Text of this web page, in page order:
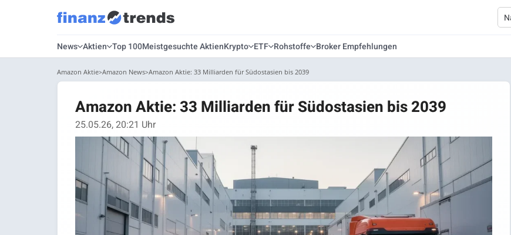
News Aktien Top 100Meistgesuchte AktienKrypto ETF Rohstoffe Broker Empfehlungen
Amazon Aktie Amazon News Amazon Aktie: 33 Milliarden für Südostasien bis 2039
Amazon Aktie: 33 Milliarden für Südostasien bis 2039
25.05.26, 20:21 Uhr